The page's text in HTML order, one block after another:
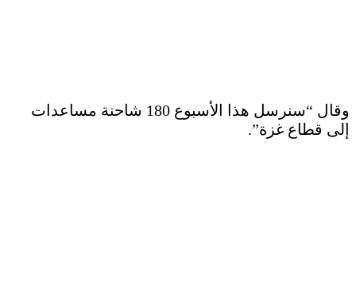
وقال “سنرسل هذا الأسبوع 180 شاحنة مساعدات
إلى قطاع غزة”.